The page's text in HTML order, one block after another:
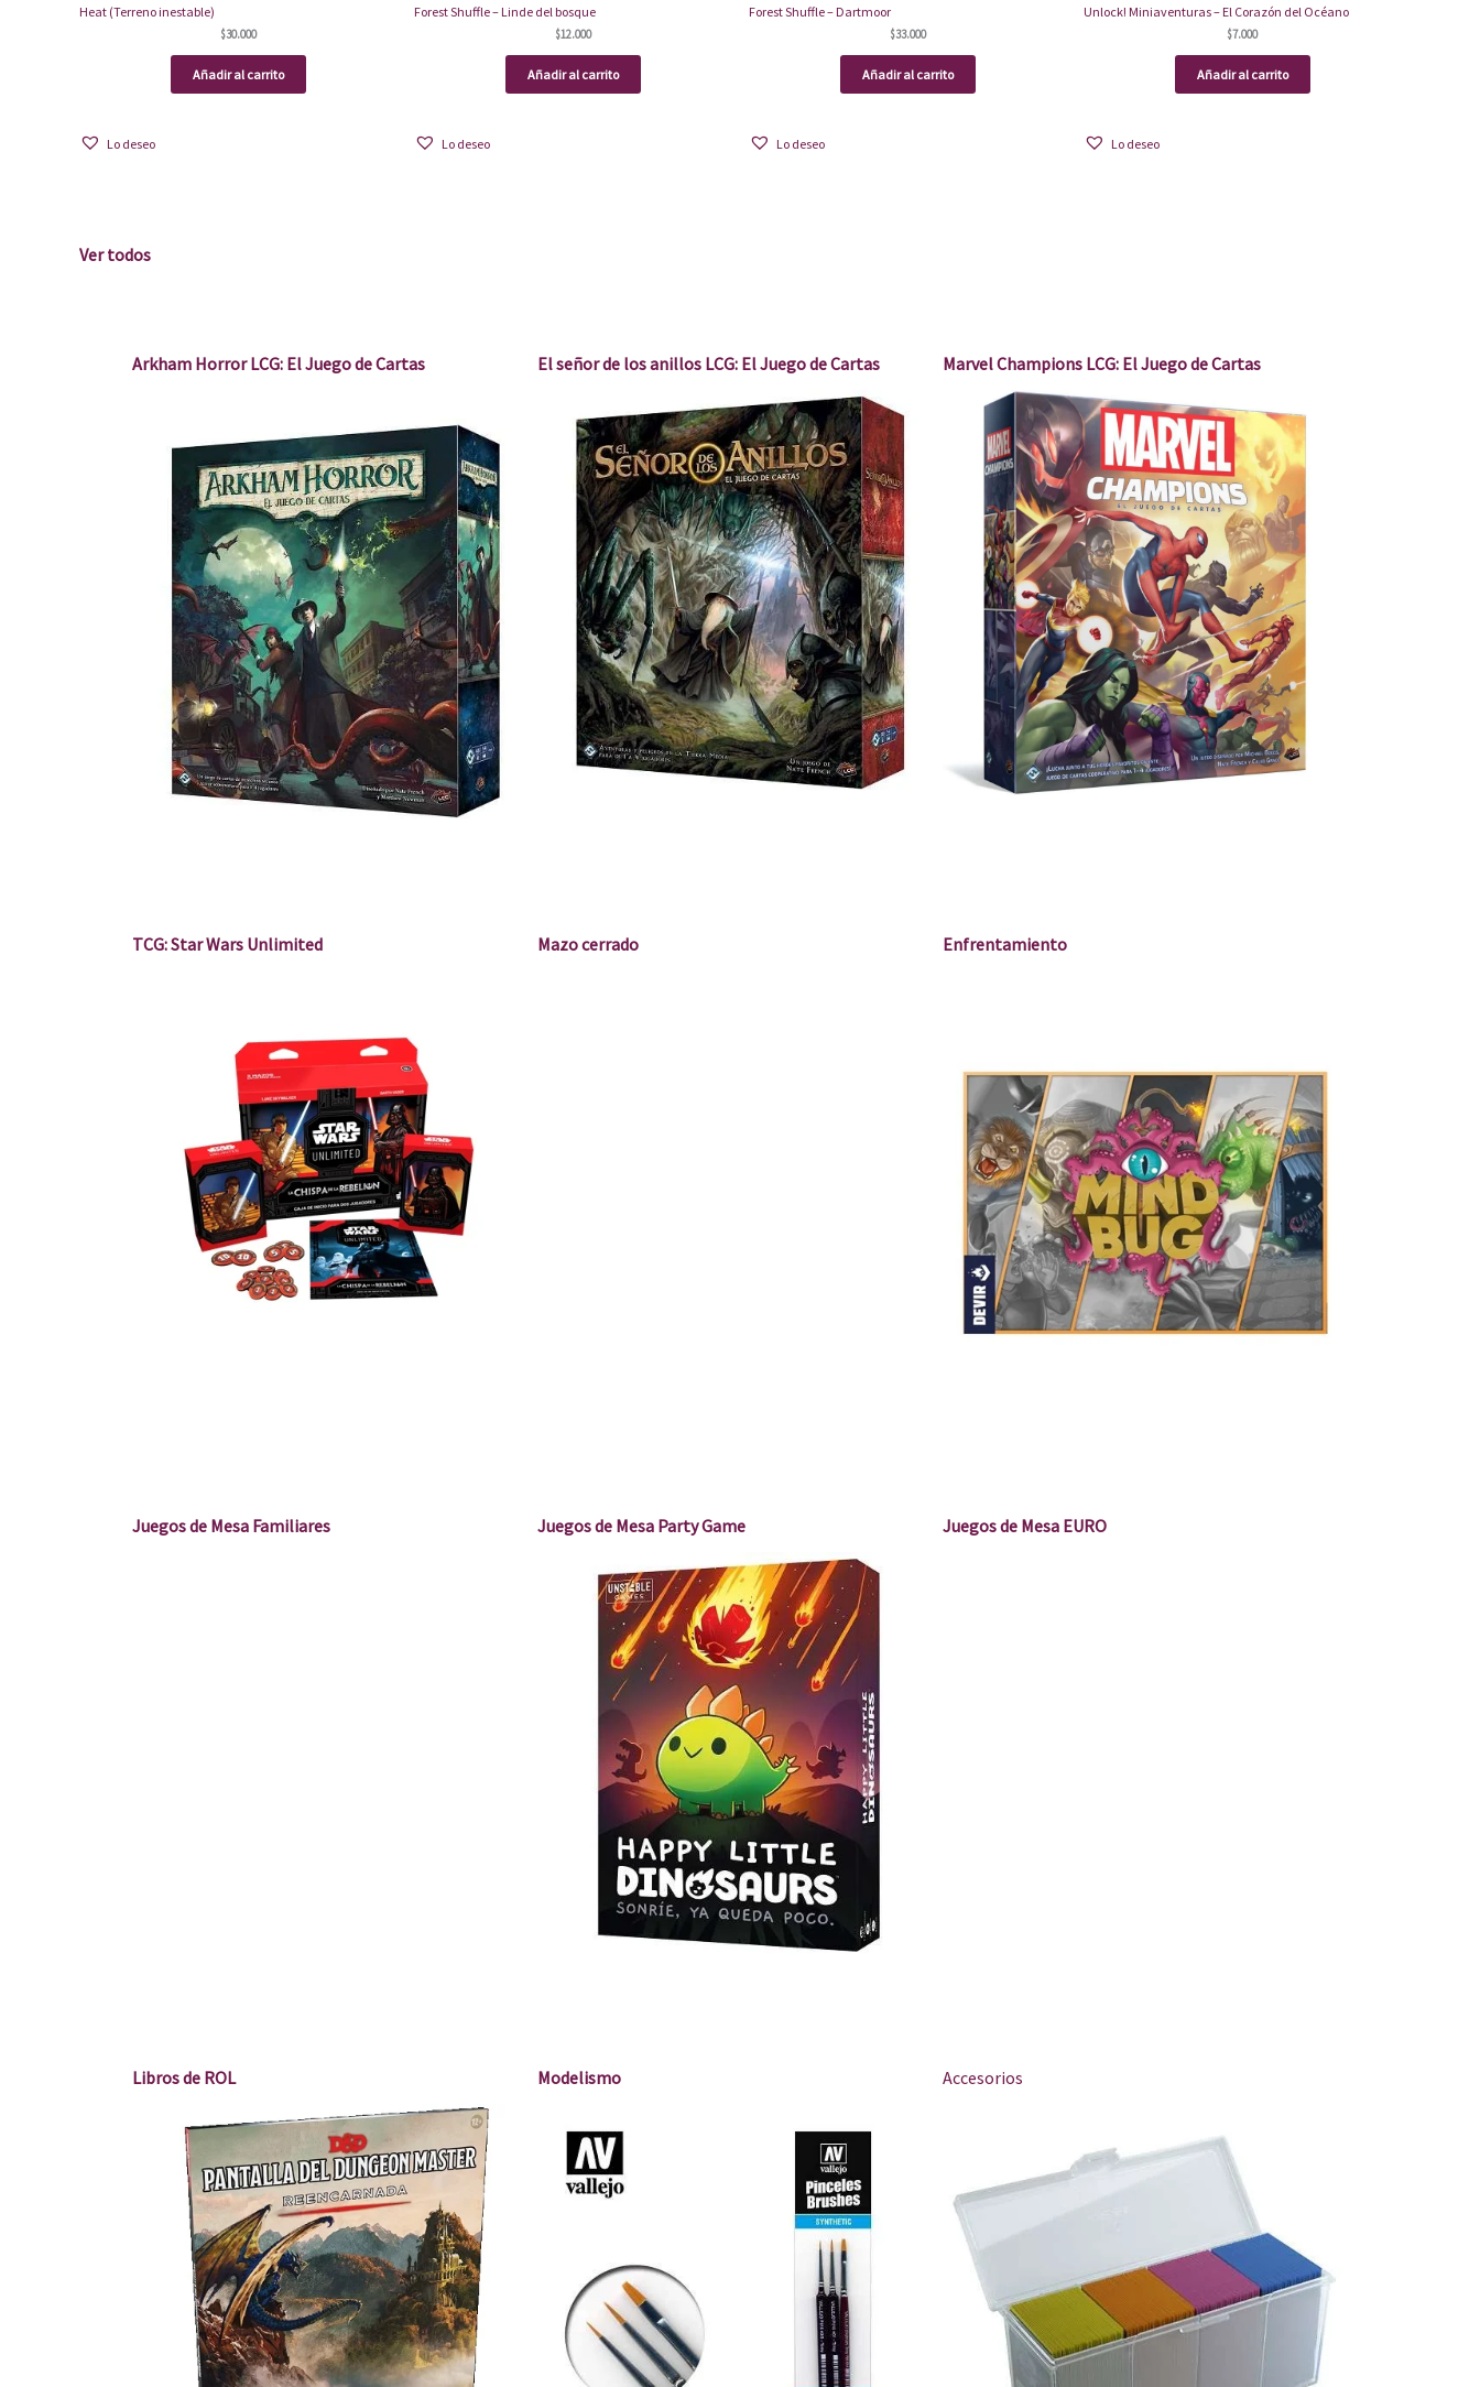
Heat (Terreno inestable)
$30.000
Añadir al carrito
Lo deseo
Forest Shuffle – Linde del bosque
$12.000
Añadir al carrito
Lo deseo
Forest Shuffle – Dartmoor
$33.000
Añadir al carrito
Lo deseo
Unlock! Miniaventuras – El Corazón del Océano
$7.000
Añadir al carrito
Lo deseo
Ver todos
Arkham Horror LCG: El Juego de Cartas El señor de los anillos LCG: El Juego de Cartas Marvel Champions LCG: El Juego de Cartas
TCG: Star Wars Unlimited Mazo cerrado Enfrentamiento
Juegos de Mesa Familiares Juegos de Mesa Party Game Juegos de Mesa EURO
Librosde ROL Modelismo Accesorios